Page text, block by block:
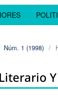
Núm. 1 (1998) /